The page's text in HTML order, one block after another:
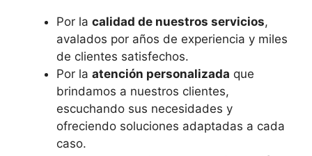
Por la calidad de nuestros servicios,
avalados por años de experiencia y miles
de clientes satisfechos.
Por la atención personalizada que
brindamos a nuestros clientes,
escuchando sus necesidades y
ofreciendo soluciones adaptadas a cada
caso.